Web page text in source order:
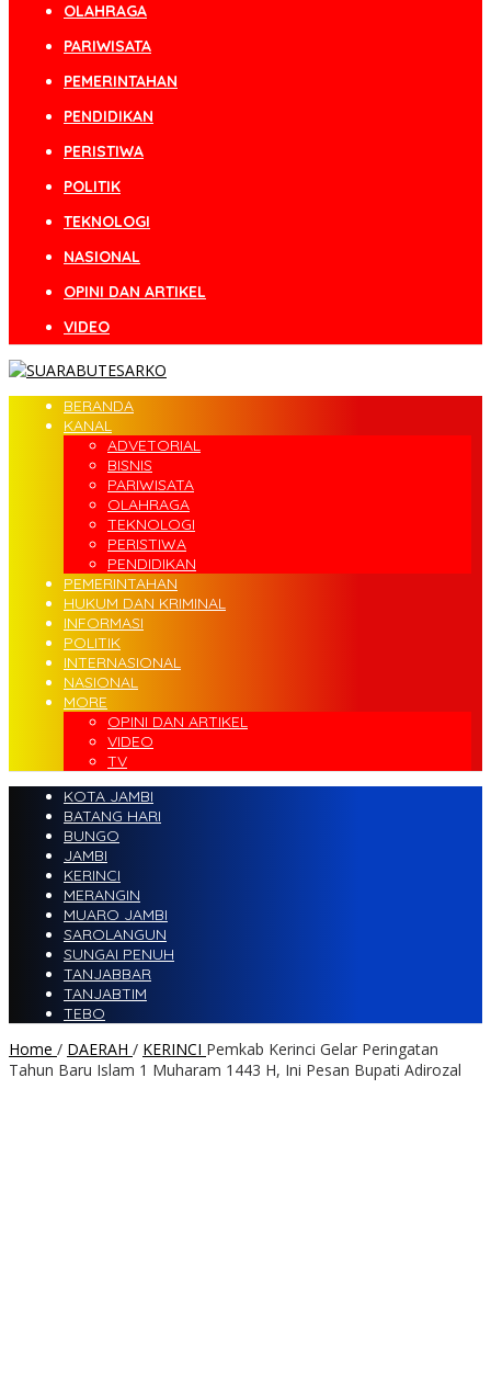
OLAHRAGA
PARIWISATA
PEMERINTAHAN
PENDIDIKAN
PERISTIWA
POLITIK
TEKNOLOGI
NASIONAL
OPINI DAN ARTIKEL
VIDEO
BERANDA
KANAL
ADVETORIAL
BISNIS
PARIWISATA
OLAHRAGA
TEKNOLOGI
PERISTIWA
PENDIDIKAN
PEMERINTAHAN
HUKUM DAN KRIMINAL
INFORMASI
POLITIK
INTERNASIONAL
NASIONAL
MORE
OPINI DAN ARTIKEL
VIDEO
TV
KOTA JAMBI
BATANG HARI
BUNGO
JAMBI
KERINCI
MERANGIN
MUARO JAMBI
SAROLANGUN
SUNGAI PENUH
TANJABBAR
TANJABTIM
TEBO
Home / DAERAH / KERINCI Pemkab Kerinci Gelar Peringatan
Tahun Baru Islam 1 Muharam 1443 H, Ini Pesan Bupati Adirozal